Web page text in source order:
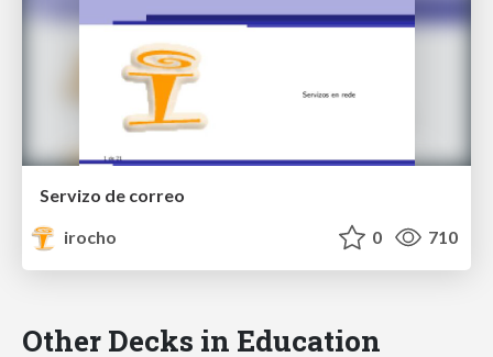
Servizo de correo
irocho
0 710
Other Decks in Education